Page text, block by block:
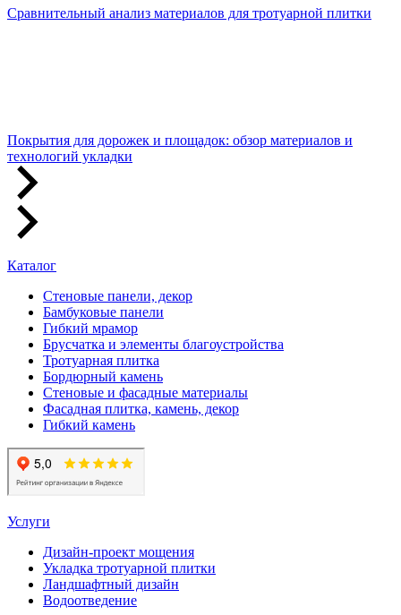
Сравнительный анализ материалов для тротуарной плитки
Покрытия для дорожек и площадок: обзор материалов и
технологий укладки
Каталог
Стеновые панели, декор
Бамбуковые панели
Гибкий мрамор
Брусчатка и элементы благоустройства
Тротуарная плитка
Бордюрный камень
Стеновые и фасадные материалы
Фасадная плитка, камень, декор
Гибкий камень
Услуги
Дизайн-проект мощения
Укладка тротуарной плитки
Ландшафтный дизайн
Водоотведение